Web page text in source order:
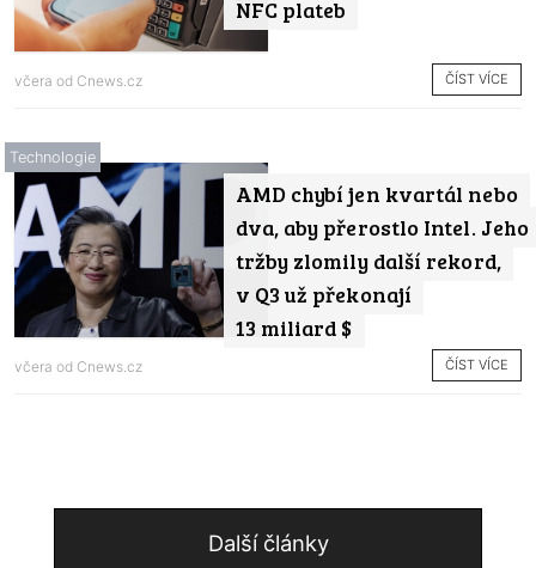
NFC plateb
včera od Cnews.cz ČÍST VÍCE
AMD chybí jen kvartál nebo
dva, aby přerostlo Intel. Jeho
tržby zlomily další rekord,
v Q3 už překonají
13 miliard $
Technologie
včera od Cnews.cz ČÍST VÍCE
Další články